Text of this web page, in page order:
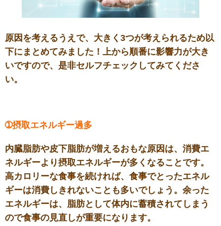
原因を考えるうえで、大きく3つが考えられるため以
下にまとめてみました！上から順番に影響力が大き
いですので、是非セルフチェックしてみてくださ
い。
➀摂取エネルギー過多
内臓脂肪や皮下脂肪が増えるおもな原因は、消費エ
ネルギーより摂取エネルギーが多くなることです。
高カロリーな食事を続ければ、食事でとったエネル
ギーは消費しきれないことも多いでしょう。余った
エネルギーは、脂肪として体内に蓄積されてしまう
ので食事の見直しが重要になります。